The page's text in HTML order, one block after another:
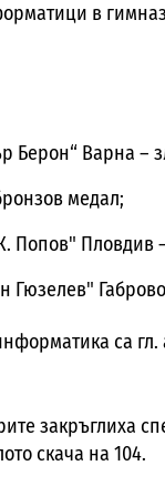
в
Берон“ Варна –
медал;
Попов" Пловдив
Гюзелев"
са
закръглиха
скача на 104.